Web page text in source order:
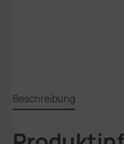
Beschreibung